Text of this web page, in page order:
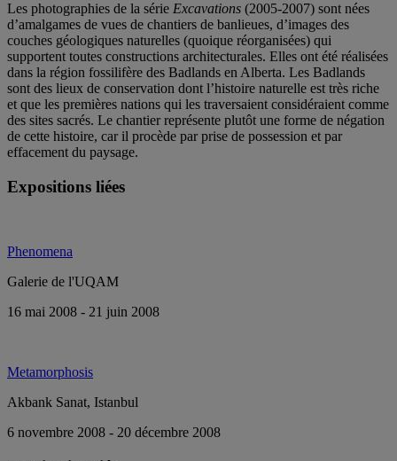
Les photographies de la série Excavations (2005-2007) sont nées
d’amalgames de vues de chantiers de banlieues, d’images des
couches géologiques naturelles (quoique réorganisées) qui
supportent toutes constructions architecturales. Elles ont été réalisées
dans la région fossilifère des Badlands en Alberta. Les Badlands
sont des lieux de conservation dont l’histoire naturelle est très riche
et que les premières nations qui les traversaient considéraient comme
des sites sacrés. Le chantier représente plutôt une forme de négation
de cette histoire, car il procède par prise de possession et par
effacement du paysage.
Expositions liées
Phenomena
Galerie de l'UQAM
16 mai 2008 - 21 juin 2008
Metamorphosis
Akbank Sanat, Istanbul
6 novembre 2008 - 20 décembre 2008